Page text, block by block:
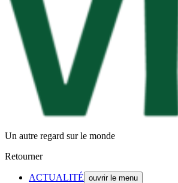
Un autre regard sur le monde
Retourner
ACTUALITÉ ouvrir le menu